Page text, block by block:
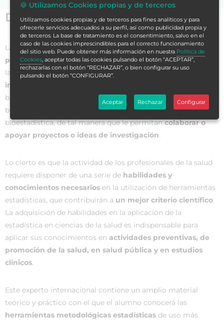
Datos generales
La bioestadísticaes la rama de la estadística aplicada a
problemas de las ciencias biológicas y de la salud,dando
las herramientas necesarias para el desarrollo, análisis e
interpretación de información
busca que sus participantes adquieran los conocimientos
básicos, así como las habilidades y destrezas de la
bioestadística, de tal manera que le permitancolaborar o
apoyar proyectos o ideas de investigación.
Lo cierto es que la actividad de los profesionales de la salud
requiere disponer de una serie de habilidades y
conocimientos necesarios en la utilización de herramientas
estadísticas, que contribuirán a un mejor criterio científico.
La adquisición de habilidades en la aplicación de la
estadística en ciencias de la salud es indispensable para
aplicar sus conocimientos en actividades preventivas, de
promoción de la salud, en salud pública y en estudios
clínicos.
Este experto internacional contiene un amplio material
teórico y práctico con el que el alumno conocerá las
herramientas metodológicas estadísticas de uso más
🍪 Utilizamos Cookies propias y de terceros
Utilizamos cookies propias y de terceros para fines analíticos y para
ofrecerle servicios adecuados a su perfil, así como publicidad propia y
de terceros. La base de tratamiento es el consentimiento, salvo en el
caso de las cookies imprescindibles para el correcto funcionamiento
del sitio web. Puede obtener más información en nuestra Política de
Cookies, aceptar todas las cookies pulsando el botón “ACEPTAR”,
rechazarlas con el botón “RECHAZAR”, o bien configurar su uso
pulsando el botón “CONFIGURAR”.
Aceptar Rechazar Configurar